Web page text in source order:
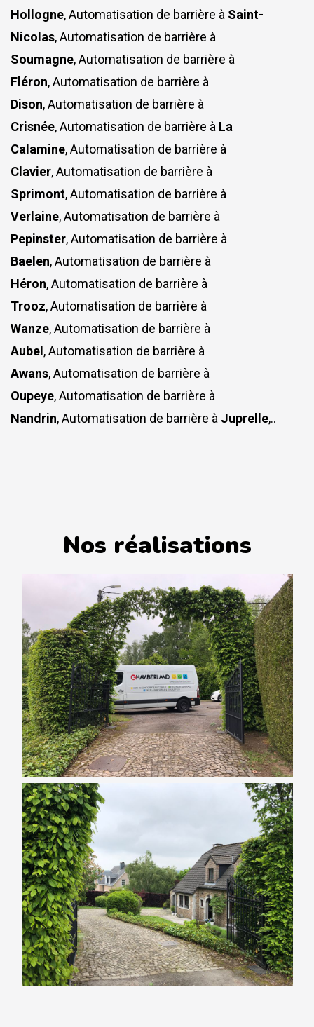
Hollogne, Automatisation de barrière à Saint-
Nicolas, Automatisation de barrière à
Soumagne, Automatisation de barrière à
Fléron, Automatisation de barrière à
Dison, Automatisation de barrière à
Crisnée, Automatisation de barrière à La
Calamine, Automatisation de barrière à
Clavier, Automatisation de barrière à
Sprimont, Automatisation de barrière à
Verlaine, Automatisation de barrière à
Pepinster, Automatisation de barrière à
Baelen, Automatisation de barrière à
Héron, Automatisation de barrière à
Trooz, Automatisation de barrière à
Wanze, Automatisation de barrière à
Aubel , Automatisation de barrière à
Awans, Automatisation de barrière à
Oupeye, Automatisation de barrière à
Nandrin, Automatisation de barrière à Juprelle,..
Nos réalisations